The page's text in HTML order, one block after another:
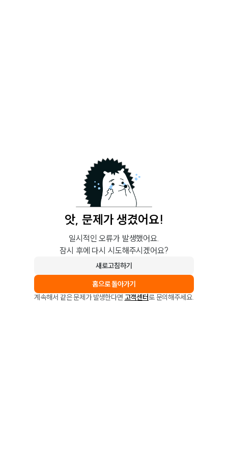
앗, 문제가 생겼어요!
일시적인 오류가 발생했어요.
잠시 후에 다시 시도해주시겠어요?
새로고침하기
홈으로 돌아가기
계속해서 같은 문제가 발생한다면 고객센터로 문의해주세요.